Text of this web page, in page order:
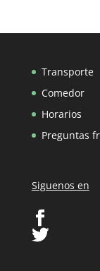
Transporte
Comedor
Horarios
Preguntas
Siguenos en